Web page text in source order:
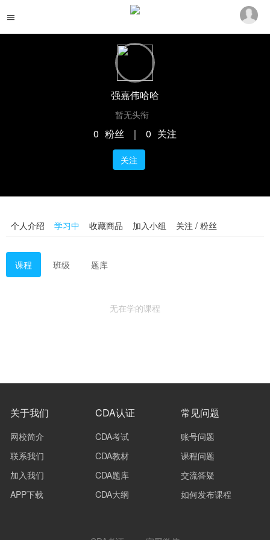
强嘉伟哈哈
暂无头衔
0 粉丝 ｜ 0 关注
关注
个人介绍 学习中 收藏商品 加入小组 关注 / 粉丝
课程 班级 题库
无在学的课程
关于我们
网校简介
联系我们
加入我们
APP下载
CDA认证
CDA考试
CDA教材
CDA题库
CDA大纲
常见问题
账号问题
课程问题
交流答疑
如何发布课程